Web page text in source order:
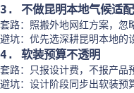
3. 不做昆明本地气候适配
套路：照搬外地网红方案，忽
避坑：优先选深耕昆明本地的
4. 软装预算不透明
套路：只报设计费，不报产品
避坑：设计阶段同步出软装预